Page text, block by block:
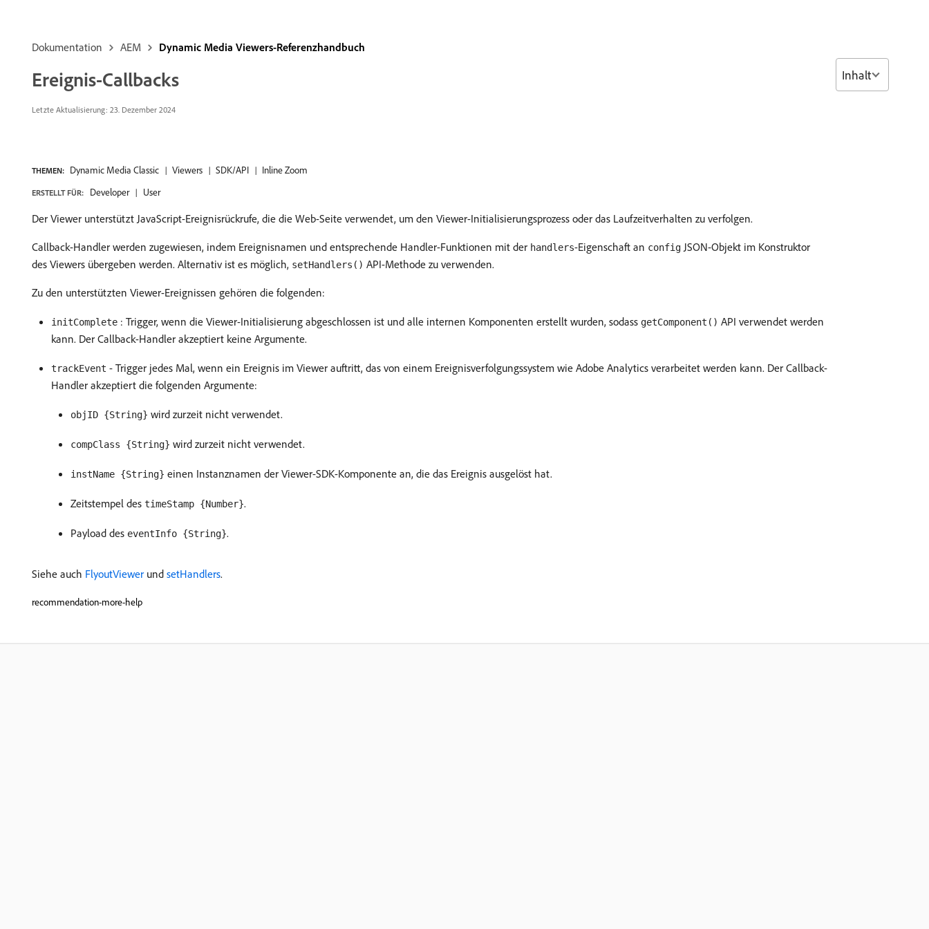
Dokumentation AEM Dynamic Media Viewers-Referenzhandbuch
Ereignis-Callbacks
Letzte Aktualisierung: 23. Dezember 2024
THEMEN: Dynamic Media Classic Viewers SDK/API Inline Zoom
ERSTELLT FÜR: Developer User
Der Viewer unterstützt JavaScript-Ereignisrückrufe, die die Web-Seite verwendet, um den Viewer-Initialisierungsprozess oder das Laufzeitverhalten zu verfolgen.
Callback-Handler werden zugewiesen, indem Ereignisnamen und entsprechende Handler-Funktionen mit der handlers-Eigenschaft an config JSON-Objekt im Konstruktor
des Viewers übergeben werden. Alternativ ist es möglich, setHandlers() API-Methode zu verwenden.
Zu den unterstützten Viewer-Ereignissen gehören die folgenden:
initComplete : Trigger, wenn die Viewer-Initialisierung abgeschlossen ist und alle internen Komponenten erstellt wurden, sodass getComponent() API verwendet werden
kann. Der Callback-Handler akzeptiert keine Argumente.
trackEvent - Trigger jedes Mal, wenn ein Ereignis im Viewer auftritt, das von einem Ereignisverfolgungssystem wie Adobe Analytics verarbeitet werden kann. Der Callback-
Handler akzeptiert die folgenden Argumente:
objID {String} wird zurzeit nicht verwendet.
compClass {String} wird zurzeit nicht verwendet.
instName {String} einen Instanznamen der Viewer-SDK-Komponente an, die das Ereignis ausgelöst hat.
Zeitstempel des timeStamp {Number}.
Payload des eventInfo {String}.
Siehe auch FlyoutViewer und setHandlers.
recommendation-more-help
Inhalt